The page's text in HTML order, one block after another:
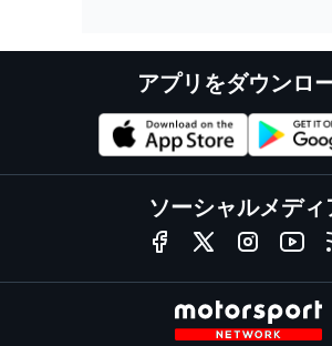
アプリをダウンロ
ソーシャルメディ